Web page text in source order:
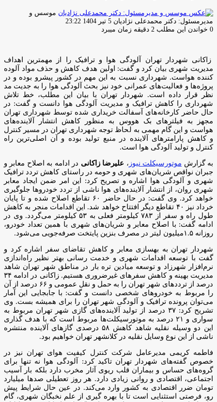
موسس و
مدیرمسئول: دکتر محمدعلی نژادیان ارسال
ایمیل
5 تیر 1404 23:22
0 خواندن این مطلب 2 دقیقه زمان میبرد
زاکانی شهردار تهران آلودگی هوا و ترافیک را از مهمترین اهداف
مدیریت شهری بیان کرد و گفت: اولین هدف کاهش و حذف مواد آلوده
کننده هواست. شهرداری نسبت به این مهم در کشور پیشرو بوده و در
پروژه‌ها و فعالیت‌های عمرانی خود نیز بحث آلودگی هوا را به جدیت مد
نظر قرار داده است. شهردار تهران با بیان این مطلب، خط تلاش
شهرداری را کاهش ترافیک و مدیریت آلودگی هوا دانست و گفت: در
حال حاضر کارخانه‌های آسفالت خریداری شده توسط شهرداری تهران
مجهز به فیلترهای بک هووس به منظور کاهش انتشار آلاینده‌های
هواست و این گام مهمی به لحاظ توجه شهرداری تهران در مسیر کنترل
و کاهش پارامترهای آلاینده در منبع تولید بوده و آن اصلی‌ترین راه
کنترل و تولید آلودگی هوا است.
به گزارش موتورسیکلت نیوز ، علیرضا زاکانی در ادامه به اصلاح معابر و
جبران نواقص شریان‌های شهری و حومه در راستای کاهش تردد ترافیک
شهری و آلودگی هوا اشاره و تصریح کرد: این امر ضمن ایجاد معابر
شهری روان، از انتشار آلاینده‌های هوا ناشی از تردد خودروها جلوگیری
خواهد کرد. وی گفت: در حال حاضر ۶۰ تقاطع اصلاح شده و تا پایان
خرداد نیز ۴۰ تقاطع دیگر افتتاح خواهد شد. این اقدامات منجر به کاهش
طول راه و سفر از ۷۸۳ کیلومتر فعلی به ۵۳ کیلومتر می‌گردد. وی در
ادامه گفت: با اصلاح معابر و شریان‌های شهری با همین تعداد خودرو،
روزانه ۱.۵میلیون لیتر در مصرف بنزین پایتخت صرفه‌جویی می‌شود.
شهردار تهران به بهسازی معابر و کاهش تقاضای سفر اشاره کرد و
گفت با توسعه اقدامات شهری و خدمت رسانی بهتر نظیر راه‌اندازی
نرم‌افزار شهرزاد و توسعه میادین تره بار در مناطق شهر تهران شاهد
مدیریت بهینه و کاهش سفرهای غیرضروری هستیم. زاکانی در ادامه ۳۴
درصد از ترددهای شهر تهران را به حمل و نقل عمومی و ۶۶ درصد از آن
را مربوط به خودروهای شخصی دانست و گفت: با جابجایی این آمار
می‌توان پرونده ترافیک و آلودگی شهر تهران را برای همیشه بست. وی
تشریح کرد: ۳۷ درصد از تولید آلاینده‌های گازی شهر تهران مربوط به
سواری و ۲۱ درصد به موتورسیکلت‌ها مربوط است که با هدف گذاری
این دو وسیله نقلیه شاهد کاهش ۵۸ درصدی گازهای آلاینده منتشره
ناشی از این نوع وسایل نقلیه در کلانشهر تهران خواهیم بود.
فاطمه کریمی مدیرعامل شرکت کنترل کیفیت هوای تهران نیز در
خصوص گفته‌های شهردار تهران تاکید کرد: آلودگی هوا نه تنها برای
گروه‌های حساس و بیماران قلب ریوی آثار مخرب دارد بلکه بار آسیب
اجتماعی، اقتصادی و روانی زیادی دارد. هر روز تعطیلی صدها میلیارد
تومان ضرر اقتصادی به کشور وارد می‌کند. در عین حال شرایط پیش
رو، فرصتی استثنایی است تا با بهره گیری از علم نخبگان شهری، گام